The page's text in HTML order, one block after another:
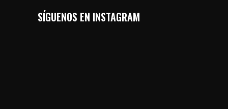
SÍGUENOS EN INSTAGRAM